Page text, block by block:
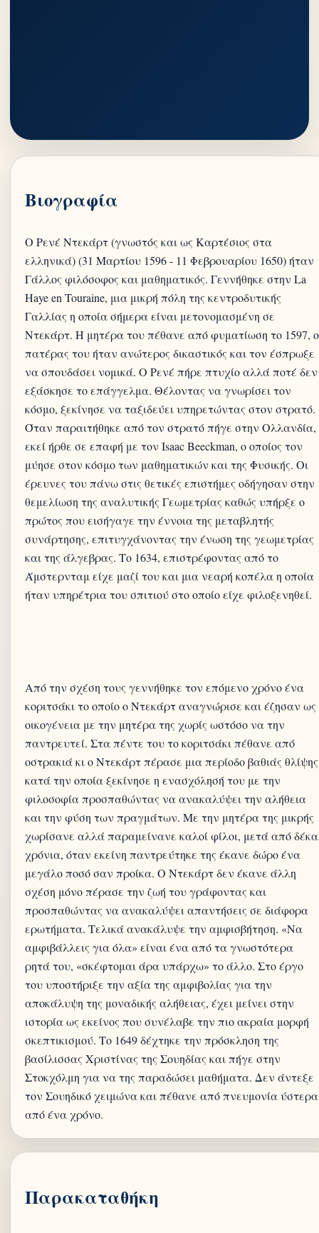
Βιογραφία
Ο Ρενέ Ντεκάρτ (γνωστός και ως Καρτέσιος στα
ελληνικά) (31 Μαρτίου 1596 - 11 Φεβρουαρίου 1650) ήταν
Γάλλος φιλόσοφος και μαθηματικός. Γεννήθηκε στην La
Haye en Touraine, μια μικρή πόλη της κεντροδυτικής
Γαλλίας η οποία σήμερα είναι μετονομασμένη σε
Ντεκάρτ. Η μητέρα του πέθανε από φυματίωση το 1597, ο
πατέρας του ήταν ανώτερος δικαστικός και τον έσπρωξε
να σπουδάσει νομικά. Ο Ρενέ πήρε πτυχίο αλλά ποτέ δεν
εξάσκησε το επάγγελμα. Θέλοντας να γνωρίσει τον
κόσμο, ξεκίνησε να ταξιδεύει υπηρετώντας στον στρατό.
Όταν παραιτήθηκε από τον στρατό πήγε στην Ολλανδία,
εκεί ήρθε σε επαφή με τον Isaac Beeckman, ο οποίος τον
μύησε στον κόσμο των μαθηματικών και της Φυσικής. Οι
έρευνες του πάνω στις θετικές επιστήμες οδήγησαν στην
θεμελίωση της αναλυτικής Γεωμετρίας καθώς υπήρξε ο
πρώτος που εισήγαγε την έννοια της μεταβλητής
συνάρτησης, επιτυγχάνοντας την ένωση της γεωμετρίας
και της άλγεβρας. Το 1634, επιστρέφοντας από το
Άμστερνταμ είχε μαζί του και μια νεαρή κοπέλα η οποία
ήταν υπηρέτρια του σπιτιού στο οποίο είχε φιλοξενηθεί.
Από την σχέση τους γεννήθηκε τον επόμενο χρόνο ένα
κοριτσάκι το οποίο ο Ντεκάρτ αναγνώρισε και έζησαν ως
οικογένεια με την μητέρα της χωρίς ωστόσο να την
παντρευτεί. Στα πέντε του το κοριτσάκι πέθανε από
οστρακιά κι ο Ντεκάρτ πέρασε μια περίοδο βαθιάς θλίψης
κατά την οποία ξεκίνησε η ενασχόλησή του με την
φιλοσοφία προσπαθώντας να ανακαλύψει την αλήθεια
και την φύση των πραγμάτων. Με την μητέρα της μικρής
χωρίσανε αλλά παραμείνανε καλοί φίλοι, μετά από δέκα
χρόνια, όταν εκείνη παντρεύτηκε της έκανε δώρο ένα
μεγάλο ποσό σαν προίκα. Ο Ντεκάρτ δεν έκανε άλλη
σχέση μόνο πέρασε την ζωή του γράφοντας και
προσπαθώντας να ανακαλύψει απαντήσεις σε διάφορα
ερωτήματα. Τελικά ανακάλυψε την αμφισβήτηση. «Να
αμφιβάλλεις για όλα» είναι ένα από τα γνωστότερα
ρητά του, «σκέφτομαι άρα υπάρχω» το άλλο. Στο έργο
του υποστήριξε την αξία της αμφιβολίας για την
αποκάλυψη της μοναδικής αλήθειας, έχει μείνει στην
ιστορία ως εκείνος που συνέλαβε την πιο ακραία μορφή
σκεπτικισμού. Το 1649 δέχτηκε την πρόσκληση της
βασίλισσας Χριστίνας της Σουηδίας και πήγε στην
Στοκχόλμη για να της παραδώσει μαθήματα. Δεν άντεξε
τον Σουηδικό χειμώνα και πέθανε από πνευμονία ύστερα
από ένα χρόνο.
Παρακαταθήκη